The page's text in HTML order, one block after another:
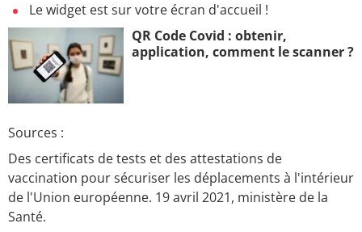
Le widget est sur votre écran d'accueil !
QR Code Covid : obtenir,
application, comment le scanner ?
Sources :
Des certificats de tests et des attestations de
vaccination pour sécuriser les déplacements à l'intérieur
de l'Union européenne. 19 avril 2021, ministère de la
Santé.